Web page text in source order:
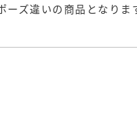
ズ違いの商品となりま